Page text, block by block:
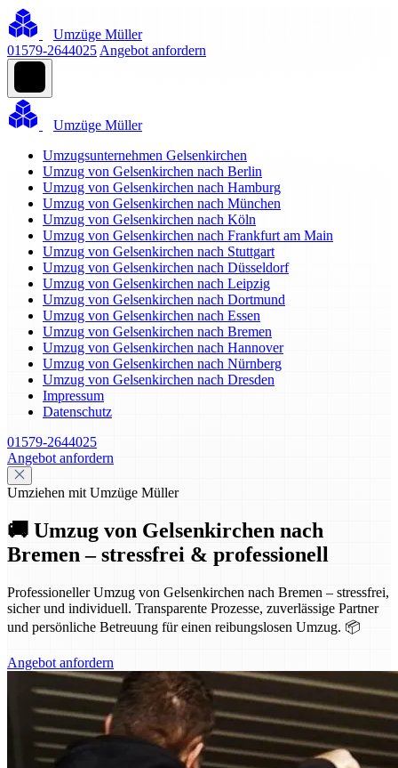
Umzüge Müller
01579-2644025 Angebot anfordern
Umzüge Müller
Umzugsunternehmen Gelsenkirchen
Umzug von Gelsenkirchen nach Berlin
Umzug von Gelsenkirchen nach Hamburg
Umzug von Gelsenkirchen nach München
Umzug von Gelsenkirchen nach Köln
Umzug von Gelsenkirchen nach Frankfurt am Main
Umzug von Gelsenkirchen nach Stuttgart
Umzug von Gelsenkirchen nach Düsseldorf
Umzug von Gelsenkirchen nach Leipzig
Umzug von Gelsenkirchen nach Dortmund
Umzug von Gelsenkirchen nach Essen
Umzug von Gelsenkirchen nach Bremen
Umzug von Gelsenkirchen nach Hannover
Umzug von Gelsenkirchen nach Nürnberg
Umzug von Gelsenkirchen nach Dresden
Impressum
Datenschutz
01579-2644025
Angebot anfordern
Umziehen mit Umzüge Müller
🚚 Umzug von Gelsenkirchen nach
Bremen – stressfrei & professionell
Professioneller Umzug von Gelsenkirchen nach Bremen – stressfrei,
sicher und individuell. Transparente Prozesse, zuverlässige Partner
und persönliche Betreuung für einen reibungslosen Umzug. 📦
Angebot anfordern